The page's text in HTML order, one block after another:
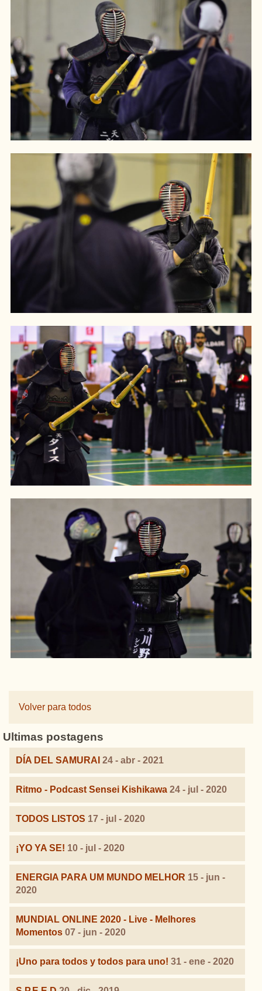
Volver para todos
Ultimas postagens
DÍA DEL SAMURAI 24 - abr - 2021
Ritmo - Podcast Sensei Kishikawa 24 - jul - 2020
TODOS LISTOS 17 - jul - 2020
¡YO YA SE! 10 - jul - 2020
ENERGIA PARA UM MUNDO MELHOR 15 - jun -
2020
MUNDIAL ONLINE 2020 - Live - Melhores
Momentos 07 - jun - 2020
¡Uno para todos y todos para uno! 31 - ene - 2020